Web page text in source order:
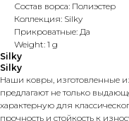
Состав ворса: Полиэстер
Коллекция: Silky
Прикроватные: Да
Weight: 1 g
Silky
Silky
Наши ковры, изготовленные
предлагают не только
характерную для
прочность и стойкость к